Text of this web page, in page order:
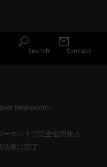
Search Contact
Newsroom
エンドで完全仮想化さ
功裏に完了